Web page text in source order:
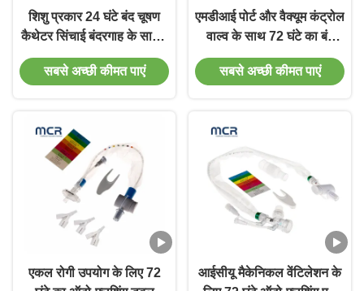
शिशु प्रकार 24 घंटे बंद चूषण
कैथेटर सिंचाई बंदरगाह के साथ /
नवजात / बाल रोग / बच्चा / बड़ा
बच्चा
सबसे अच्छी कीमत पाएं
एमडीआई पोर्ट और वैक्यूम कंट्रोल
वाल्व के साथ 72 घंटे का बंद
सक्शन कैथेटर
सबसे अच्छी कीमत पाएं
एकल रोगी उपयोग के लिए 72
आईसीयू मैकेनिकल वेंटिलेशन के